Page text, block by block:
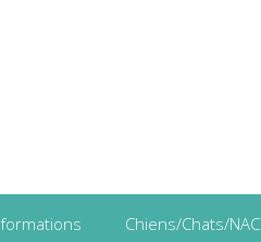
Chiens/Chats/NAC